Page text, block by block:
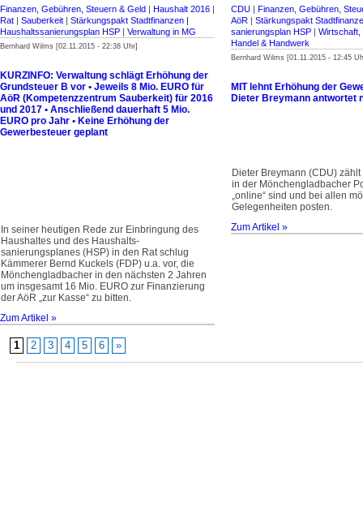
Finanzen, Gebühren, Steuern & Geld | Haushalt 2016 |
Rat | Sauberkeit | Stärkungspakt Stadt­finanzen |
Haus­halts­sanierungsplan HSP | Verwaltung in MG
Bernhard Wilms [02.11.2015 - 22:38 Uhr]
KURZINFO: Verwaltung schlägt Erhöhung der
Grundsteuer B vor • Jeweils 8 Mio. EURO für
AöR (Kompetenzzentrum Sauberkeit) für 2016
und 2017 • Anschließend dauerhaft 5 Mio.
EURO pro Jahr • Keine Erhöhung der
Gewerbesteuer geplant
In seiner heutigen Rede zur Einbringung des
Haushaltes und des Haushalts­
sanierungsplanes (HSP) in den Rat schlug
Kämmerer Bernd Kuckels (FDP) u.a. vor, die
Mönchengladbacher in den nächsten 2 Jahren
um insgesamt 16 Mio. EURO zur Finanzierung
der AöR „zur Kasse“ zu bitten.
Zum Artikel »
CDU | Finanzen, Gebühren,
AöR | Stärkungspakt
sanierungsplan HSP | Wirtschaft,
Handel & Handwerk
Bernhard Wilms [01.11.2015 - 12:45
MIT lehnt Erhöhung der
Dieter Breymann antwortet
Dieter Breymann (CDU)
in der Mönchengladbacher
„online“ sind und bei allen
Gelegenheiten posten.
Zum Artikel »
1 2 3 4 5 6 »